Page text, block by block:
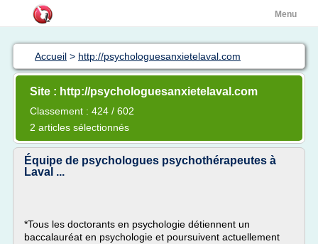
Menu
Accueil > http://psychologuesanxietelaval.com
Site : http://psychologuesanxietelaval.com
Classement : 424 / 602
2 articles sélectionnés
Équipe de psychologues psychothérapeutes à
Laval ...
*Tous les doctorants en psychologie détiennent un
baccalauréat en psychologie et poursuivent actuellement